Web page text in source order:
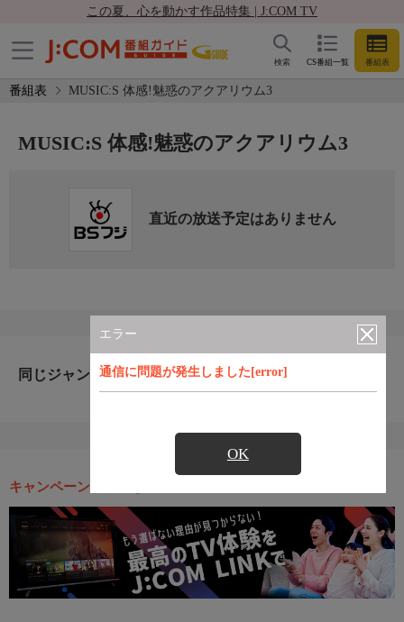
この夏、心を動かす作品特集 | J:COM TV
CS番組一覧 番組表
検索
番組表 MUSIC:S 体感!魅惑のアクアリウム3
エラー
通信に問題が発生しました[error]
OK
MUSIC:S 体感!魅惑のアクアリウム3
直近の放送予定はありません
同じジャンルのおすすめ番組
キャンペーン・お得な情報